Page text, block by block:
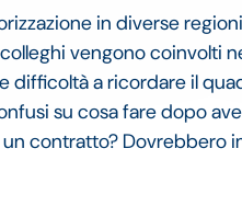
in diverse
vengono coinvolti
difficoltà a ricordare il
su cosa fare dopo
contratto? Dovrebbero